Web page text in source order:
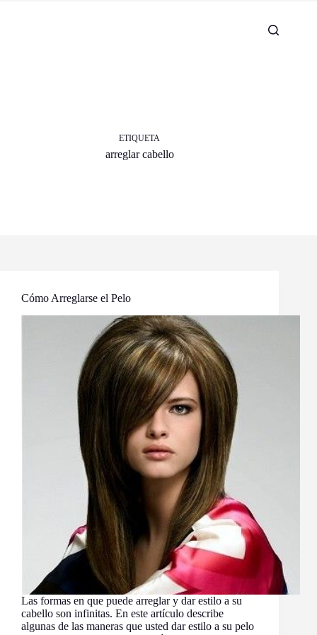
ETIQUETA
arreglar cabello
Cómo Arreglarse el Pelo
Las formas en que puede arreglar y dar estilo a su
cabello son infinitas. En este artículo describe
algunas de las maneras que usted dar estilo a su pelo